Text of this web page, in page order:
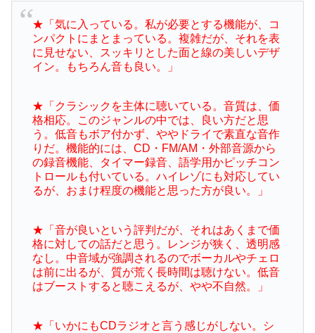
★「気に入っている。私が必要とする機能が、コ
ンパクトにまとまっている。複雑だが、それを表
に見せない、スッキリとした面と線の美しいデザ
イン。もちろん音も良い。」
★「クラシックを主体に聴いている。音質は、価
格相応。このジャンルの中では、良い方だと思
う。低音もボア付かず、ややドライで素直な音作
りだ。機能的には、CD・FM/AM・外部音源から
の録音機能、タイマー録音、語学用かピッチコン
トロールも付いている。ハイレゾにも対応してい
るが、おまけ程度の機能と思った方が良い。」
★「音が良いという評判だが、それはあくまで価
格に対しての話だと思う。レンジが狭く、透明感
なし。中音域が強調されるのでボーカルやチェロ
は前に出るが、質が荒く長時間は聴けない。低音
はブーストすると聴こえるが、やや不自然。」
★「いかにもCDラジオと言う感じがしない。シ